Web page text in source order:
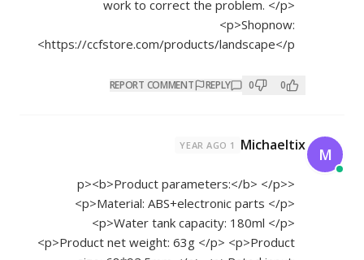
work to correct the problem. </p>
<p>Shopnow:
https://ccfstore.com/products/landscape</p>
REPLY
REPORT COMMENT
M
Michaeltix
1 YEAR AGO
<p><b>Product parameters:</b> </p>
<p>Material: ABS+electronic parts </p>
<p>Water tank capacity: 180ml </p>
<p>Product net weight: 63g </p> <p>Product